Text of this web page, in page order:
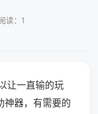
读：1
让一直输的玩
神器，有需要的